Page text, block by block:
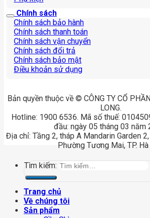
Chính sách
Chính sách bảo hành
Chính sách thanh toán
Chính sách vận chuyển
Chính sách đổi trả
Chính sách bảo mật
Điều khoản sử dụng
Bản quyền thuộc về © CÔNG TY CỔ
LONG.
Hotline: 1900 6536. Mã số thuế:
đầu: ngày 05 tháng 03 năm
Địa chỉ: Tầng 2, tháp A Mandarin Garden
Phường Tương Mai, TP. Hà
Tìm kiếm:
Trang chủ
Về chúng tôi
Sản phẩm